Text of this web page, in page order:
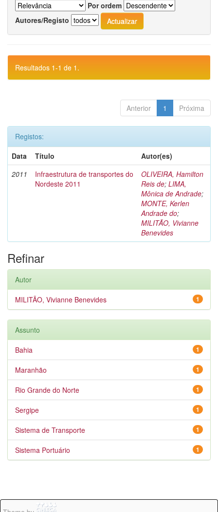
Por ordem
Autores/Registo
Resultados 1-1 de 1.
Anterior 1 Próxima
Registos:
Data
Título
Autor(es)
2011
Infraestrutura de transportes do
Nordeste 2011
OLIVEIRA, Hamilton
Reis de; LIMA,
Mônica de Andrade;
MONTE, Kerlen
Andrade do;
MILITÃO, Vivianne
Benevides
Refinar
Autor
1
MILITÃO, Vivianne Benevides
Assunto
1
Bahia
1
Maranhão
1
Rio Grande do Norte
1
Sergipe
1
Sistema de Transporte
1
Sistema Portuário